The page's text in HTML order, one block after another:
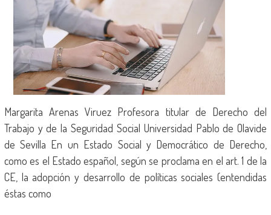
Margarita Arenas Viruez Profesora titular de Derecho del
Trabajo y de la Seguridad Social Universidad Pablo de Olavide
de Sevilla En un Estado Social y Democrático de Derecho,
como es el Estado español, según se proclama en el art. 1 de la
CE, la adopción y desarrollo de políticas sociales (entendidas
éstas como